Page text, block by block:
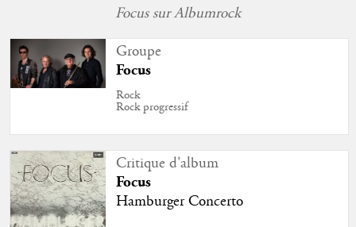
Focus sur Albumrock
Groupe
Focus
Rock
Rock progressif
Critique d'album
Focus
Hamburger Concerto